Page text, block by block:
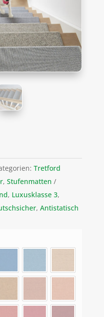
Tretford
, Stufenmatten
, Luxusklasse 3,
, Antistatisch